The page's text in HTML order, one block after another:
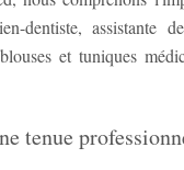
dentiste, assistante
et tuniques
tenue